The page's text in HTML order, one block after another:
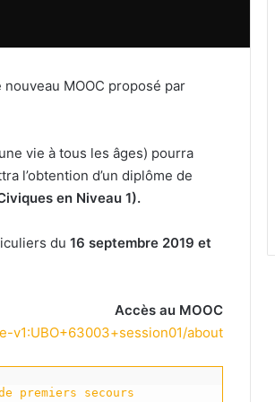
MOOC proposé par
vie à tous les âges) pourra
l’obtention d’un diplôme de
en Niveau 1).
du 16 septembre 2019 et
Accès au MOOC
v1:UBO+63003+session01/about
premiers secours